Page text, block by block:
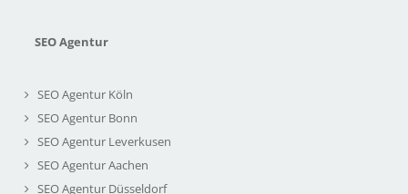
SEO Agentur
SEO Agentur Köln
SEO Agentur Bonn
SEO Agentur Leverkusen
SEO Agentur Aachen
SEO Agentur Düsseldorf